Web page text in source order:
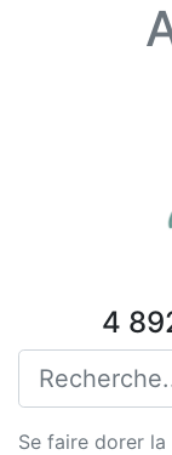
4
Se faire dorer